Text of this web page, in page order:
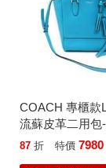
COACH 專櫃款
流蘇皮革二用包
87 折 特價 7980